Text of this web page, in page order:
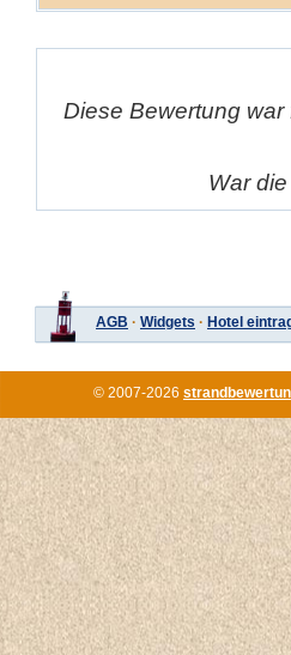
Diese Bewertung war
War
AGB · Widgets · Hotel
© 2007-2026